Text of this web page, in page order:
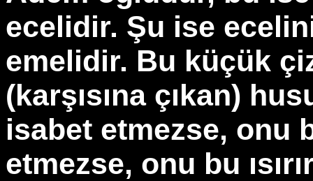
ecelidir. Şu ise
emelidir. Bu küçük
(karşısına çıkan)
isabet etmezse, onu
etmezse, onu bu